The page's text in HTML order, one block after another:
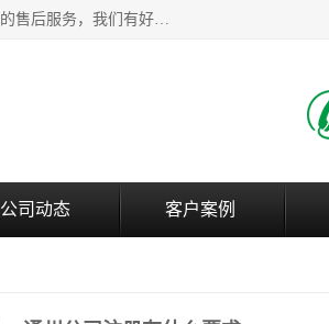
北京企铭星科技有限公司主要经营国家局疑难核名服务。我们始终为客户提供好的产品和技术支持、健全的售后服务，我们有好的产品和专业的销售和技术团队，我公司属于北京企业管理及投资咨询黄页行业，如果您对我公司的产品服务有兴趣，期待您在线留言或者来电咨询。
公司动态 客户案例